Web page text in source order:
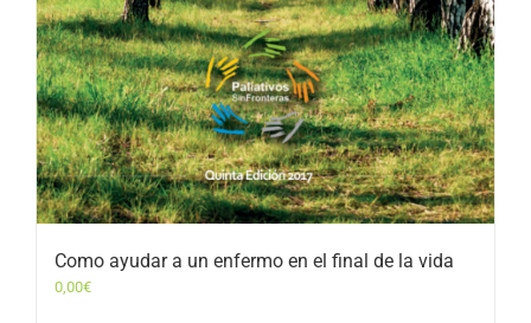
Como ayudar a un enfermo en el final de la vida
0,00€